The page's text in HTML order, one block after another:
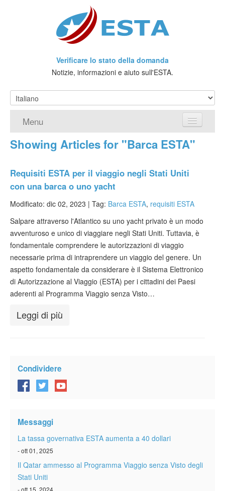
Verificare lo stato della domanda
Notizie, informazioni e aiuto sull'ESTA.
Menu
Home
Che cos'è l'ESTA?
Viaggio senza Visto
Verificare ESTA
ESTA info
Showing Articles for "Barca ESTA"
Requisiti ESTA per il viaggio negli Stati Uniti
con una barca o uno yacht
Modificato: dic 02, 2023 | Tag: Barca ESTA, requisiti ESTA
Salpare attraverso l'Atlantico su uno yacht privato è un modo
avventuroso e unico di viaggiare negli Stati Uniti. Tuttavia, è
fondamentale comprendere le autorizzazioni di viaggio
necessarie prima di intraprendere un viaggio del genere. Un
aspetto fondamentale da considerare è il Sistema Elettronico
di Autorizzazione al Viaggio (ESTA) per i cittadini dei Paesi
aderenti al Programma Viaggio senza Visto…
Leggi di più
Condividere
Messaggi
La tassa governativa ESTA aumenta a 40 dollari
- ott 01, 2025
Il Qatar ammesso al Programma Viaggio senza Visto degli
Stati Uniti